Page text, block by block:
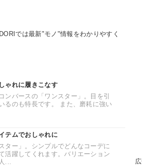
では最新"モノ"情報をわかりやすく
ゃれに履きこなす
ンバースの「ワンスター」。目を引
るのも特長です。 また、磨耗に強い
テムでおしゃれに
ター」。シンプルでどんなコーデに
活躍してくれます。バリエーション
...